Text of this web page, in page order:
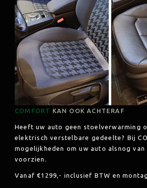
COMFORT KAN OOK ACHTERAF
Heeft uw auto geen stoelverwarming
elektrisch verstelbare gedeelte? Bij
mogelijkheden om uw auto alsnog
voorzien.
Vanaf €1299,- inclusief BTW en